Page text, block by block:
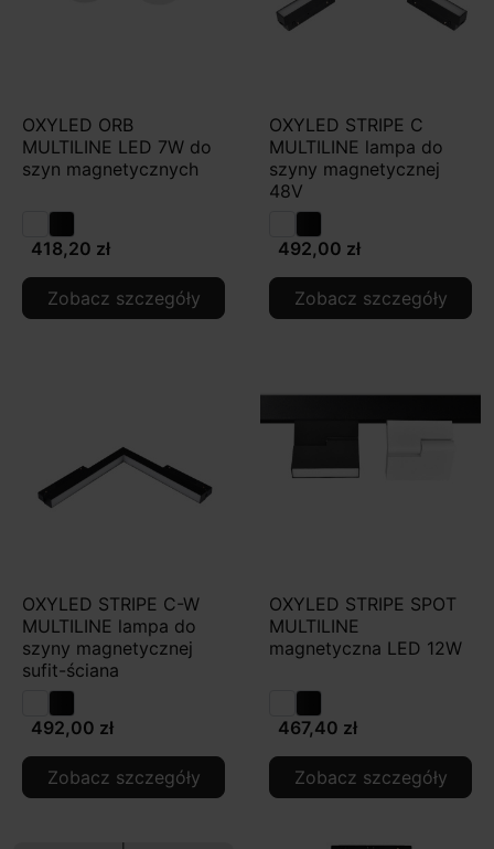
OXYLED ORB
MULTILINE LED 7W do
szyn magnetycznych
418,20 zł
Zobacz szczegóły
OXYLED STRIPE C
MULTILINE lampa do
szyny magnetycznej
48V
492,00 zł
Zobacz szczegóły
OXYLED STRIPE C-W
MULTILINE lampa do
szyny magnetycznej
sufit-ściana
492,00 zł
Zobacz szczegóły
OXYLED STRIPE SPOT
MULTILINE
magnetyczna LED 12W
467,40 zł
Zobacz szczegóły